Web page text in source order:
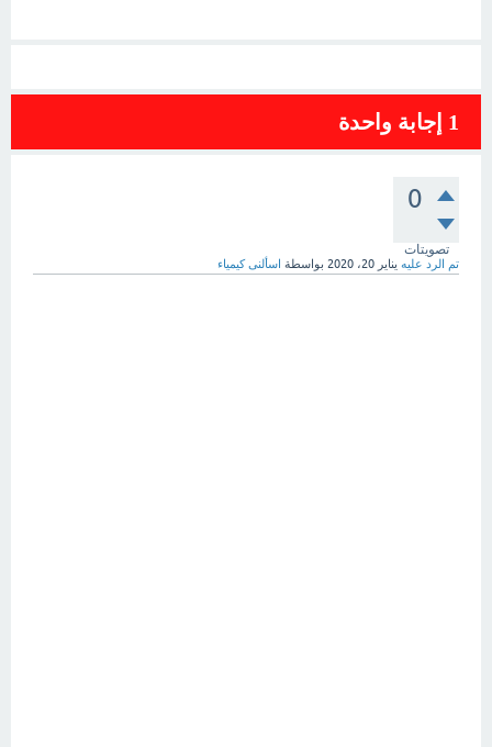
1 إجابة واحدة
0
تصويتات
تم الرد عليه يناير 20، 2020 بواسطة اسألنى كيمياء